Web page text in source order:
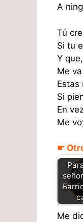
A
Tú
Si tu
Y
Me
Estas
Si
En
Me
☛
Me